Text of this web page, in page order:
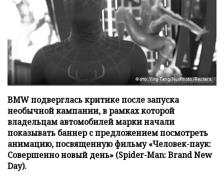
Фото: Ying Tang/NurPhoto/Reuters
BMW подверглась критике после запуска
необычной кампании, в рамках которой
владельцам автомобилей марки начали
показывать баннер с предложением посмотреть
анимацию, посвященную фильму «Человек-паук:
Совершенно новый день» (Spider-Man: Brand New
Day).